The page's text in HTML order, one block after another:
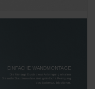
EINFACHE WANDMONTAGE
Die Montage Durch diese Anbringung erhalten
Sie mehr Stauraum ohne eine gründliche Reinigung
des Bodens zu blockieren.